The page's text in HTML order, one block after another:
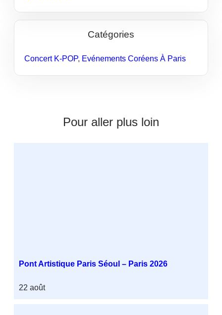
Catégories
Concert K-POP, Evénements Coréens À Paris
Pour aller plus loin
Pont Artistique Paris Séoul – Paris 2026
22 août